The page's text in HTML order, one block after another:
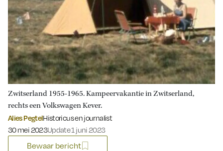
Zwitserland 1955-1965. Kampeervakantie in Zwitserland,
rechts een Volkswagen Kever.
Alies PegtelHistoricus en journalist
Gepubliceerd op:
30 mei 2023Update 1 juni 2023
Bewaar bericht